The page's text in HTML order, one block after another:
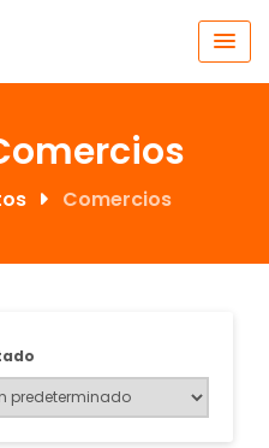
Comercios